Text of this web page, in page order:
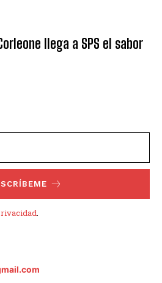
llega a SPS el sabor
.